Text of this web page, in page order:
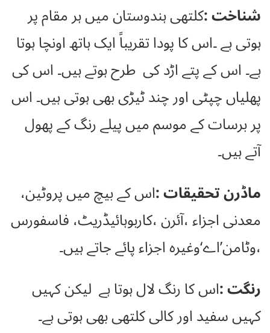
شناخت :کلتھی ہندوستان میں ہر مقام پر
ہوتی ہے ۔اس کا پودا تقریباً ایک ہاتھ اونچا ہوتا
ہے۔ اس کے پتے اڑد کی طرح ہوتے ہیں۔ اس کی
پھلیاں چپٹی اور چند ٹیڑی بھی ہوتی ہیں۔ اس
پر برسات کے موسم میں پیلے رنگ کے پھول
آتے ہیں۔
ماڈرن تحقیقات :اس کے بیچ میں پروٹین،
معدنی اجزاء ،آئرن ،کاربوہائیڈریٹ، فاسفورس
،وٹامن’اے‘وغیرہ اجزاء پائے جاتے ہیں۔
رنگت :اس کا رنگ لال ہوتا ہے لیکن کہیں
کہیں سفید اور کالی کلتھی بھی ہوتی ہے۔